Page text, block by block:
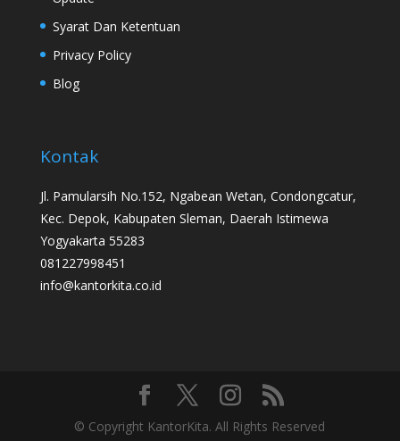
Syarat Dan Ketentuan
Privacy Policy
Blog
Kontak
Jl. Pamularsih No.152, Ngabean Wetan, Condongcatur,
Kec. Depok, Kabupaten Sleman, Daerah Istimewa
Yogyakarta 55283
081227998451
info@kantorkita.co.id
© Copyright KantorKita. All Rights Reserved